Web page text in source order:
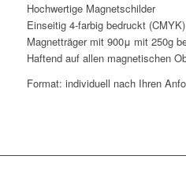
Hochwertige Magnetschilder
Einseitig 4-farbig bedruckt (CMYK)
Magnetträger mit 900μ mit 250g
Haftend auf allen magnetischen
Format: individuell nach Ihren